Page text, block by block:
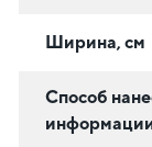
Ширина, см
Способ